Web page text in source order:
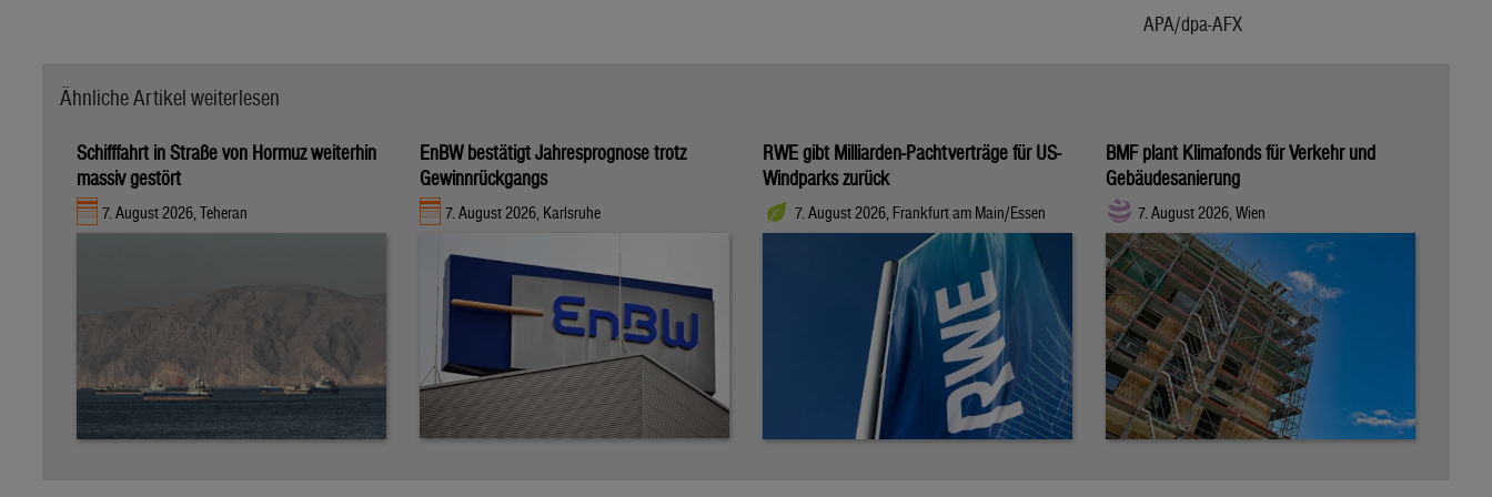
APA/dpa-AFX
Ähnliche Artikel weiterlesen
Schifffahrt in Straße von Hormuz weiterhin
massiv gestört
7. August 2026, Teheran
EnBW bestätigt Jahresprognose trotz
Gewinnrückgangs
7. August 2026, Karlsruhe
RWE gibt Milliarden-Pachtverträge für US-
Windparks zurück
7. August 2026, Frankfurt am Main/Essen
BMF plant Klimafonds für Verkehr und
Gebäudesanierung
7. August 2026, Wien